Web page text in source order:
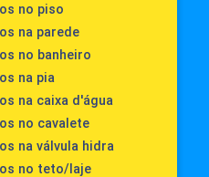
no piso
na parede
no banheiro
na pia
na caixa d'água
no cavalete
na válvula hidra
no teto/laje